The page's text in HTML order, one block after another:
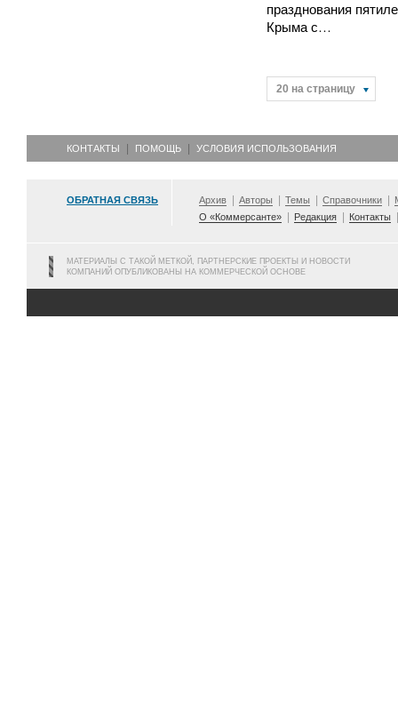
празднования
Крыма с…
20 на страницу
КОНТАКТЫ ПОМОЩЬ УСЛОВИЯ ИСПОЛЬЗОВАНИЯ
ОБРАТНАЯ СВЯЗЬ Архив Авторы Темы Справочники
О «Коммерсанте»
Редакция Контакты
МАТЕРИАЛЫ С ТАКОЙ МЕТКОЙ, ПАРТНЕРСКИЕ ПРОЕКТЫ И НОВОСТИ
КОМПАНИЙ ОПУБЛИКОВАНЫ НА КОММЕРЧЕСКОЙ ОСНОВЕ